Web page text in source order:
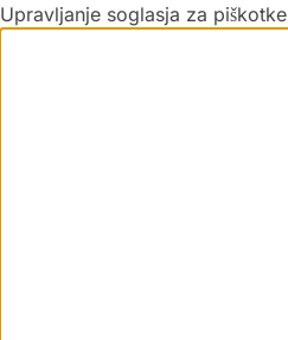
Upravljanje soglasja za piškotke